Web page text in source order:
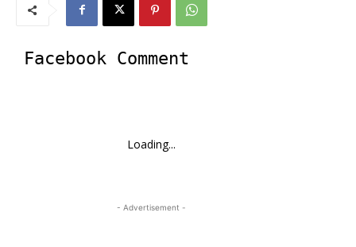
Facebook Comment
Loading...
- Advertisement -